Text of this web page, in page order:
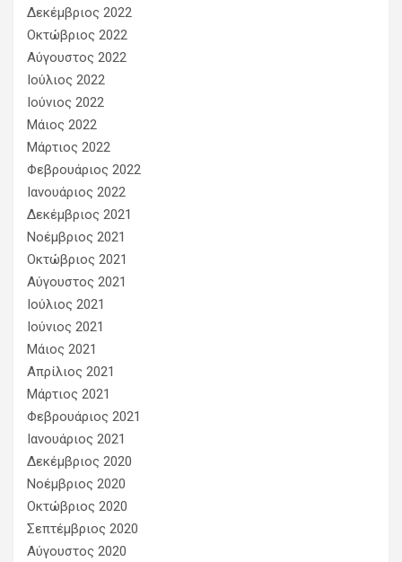
Δεκέμβριος 2022
Οκτώβριος 2022
Αύγουστος 2022
Ιούλιος 2022
Ιούνιος 2022
Μάιος 2022
Μάρτιος 2022
Φεβρουάριος 2022
Ιανουάριος 2022
Δεκέμβριος 2021
Νοέμβριος 2021
Οκτώβριος 2021
Αύγουστος 2021
Ιούλιος 2021
Ιούνιος 2021
Μάιος 2021
Απρίλιος 2021
Μάρτιος 2021
Φεβρουάριος 2021
Ιανουάριος 2021
Δεκέμβριος 2020
Νοέμβριος 2020
Οκτώβριος 2020
Σεπτέμβριος 2020
Αύγουστος 2020